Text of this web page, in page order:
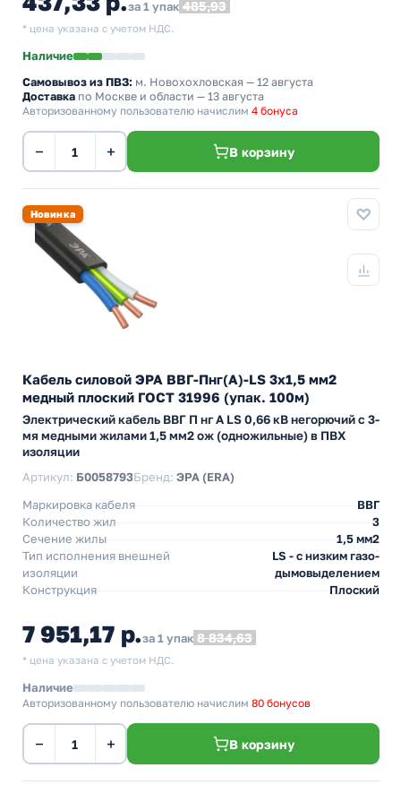
за 1 упак 485,93
* цена указана с учетом НДС.
Наличие
Самовывоз из ПВЗ: м. Новохохловская — 12 августа
Доставка по Москве и области — 13 августа
Авторизованному пользователю начислим 4 бонуса
− + В корзину
Новинка
Кабель силовой ЭРА ВВГ-Пнг(А)-LS 3х1,5 мм2
медный плоский ГОСТ 31996 (упак. 100м)
Электрический кабель ВВГ П нг А LS 0,66 кВ негорючий с 3-
мя медными жилами 1,5 мм2 ож (одножильные) в ПВХ
изоляции
Артикул: Б0058793Бренд: ЭРА (ERA)
Маркировка кабеля
ВВГ
Количество жил
3
Сечение жилы
1,5 мм2
Тип исполнения внешней
изоляции
LS - с низким газо-
дымовыделением
Конструкция
Плоский
7 951,17 р.за 1 упак 8 834,63
* цена указана с учетом НДС.
Наличие
Авторизованному пользователю начислим 80 бонусов
− + В корзину